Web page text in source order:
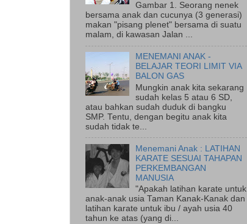
Gambar 1. Seorang nenek
bersama anak dan cucunya (3 generasi)
makan "pisang plenet" bersama di suatu
malam, di kawasan Jalan ...
MENEMANI ANAK -
BELAJAR TEORI LIMIT VIA
BALON GAS
Mungkin anak kita sekarang
sudah kelas 5 atau 6 SD,
atau bahkan sudah duduk di bangku
SMP. Tentu, dengan begitu anak kita
sudah tidak te...
Menemani Anak : LATIHAN
KARATE SESUAI TAHAPAN
PERKEMBANGAN
MANUSIA
"Apakah latihan karate untuk
anak-anak usia Taman Kanak-Kanak dan
latihan karate untuk ibu / ayah usia 40
tahun ke atas (yang di...